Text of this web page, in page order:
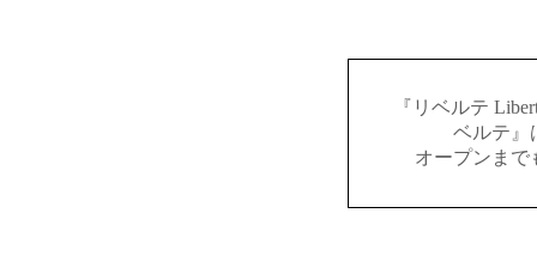
『リベルテ
ベルテ』
オープンまで